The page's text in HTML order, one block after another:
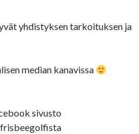
yhdistyksen tarkoituksen ja
median kanavissa
sivusto
frisbeegolfista